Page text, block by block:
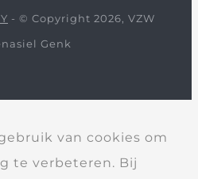
- © Copyright 2026, VZW
Genk
van cookies om
te verbeteren. Bij